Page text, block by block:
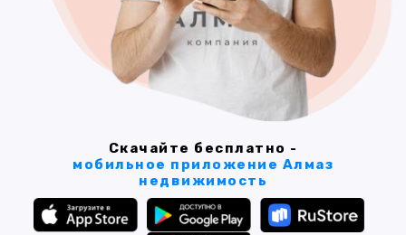
Скачайте бесплатно -
мобильное приложение Алмаз
недвижимость